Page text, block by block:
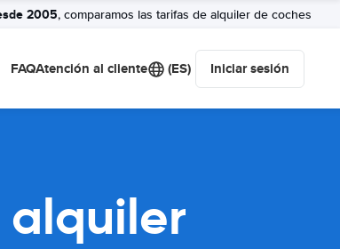
2005, comparamos las tarifas de alquiler de coches
FAQAtención al cliente (ES) Iniciar sesión
alquiler